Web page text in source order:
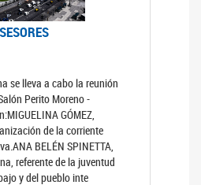
se lleva a cabo la reunión
Perito Moreno -
GÓMEZ,
de la corriente
BELÉN SPINETTA,
referente de la juventud
y del pueblo inte